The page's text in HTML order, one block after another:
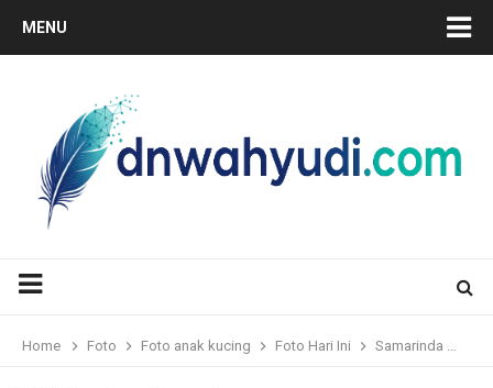
MENU
Home Foto Foto anak kucing Foto Hari Ini Samarinda